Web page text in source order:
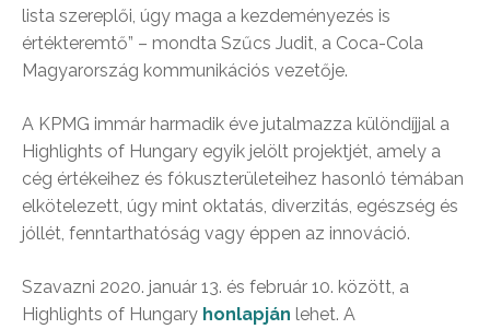
lista szereplői, úgy maga a kezdeményezés is
értékteremtő” – mondta Szűcs Judit, a Coca-Cola
Magyarország kommunikációs vezetője.
A KPMG immár harmadik éve jutalmazza különdíjjal a
Highlights of Hungary egyik jelölt projektjét, amely a
cég értékeihez és fókuszterületeihez hasonló témában
elkötelezett, úgy mint oktatás, diverzitás, egészség és
jóllét, fenntarthatóság vagy éppen az innováció.
Szavazni 2020. január 13. és február 10. között, a
Highlights of Hungary honlapján lehet. A